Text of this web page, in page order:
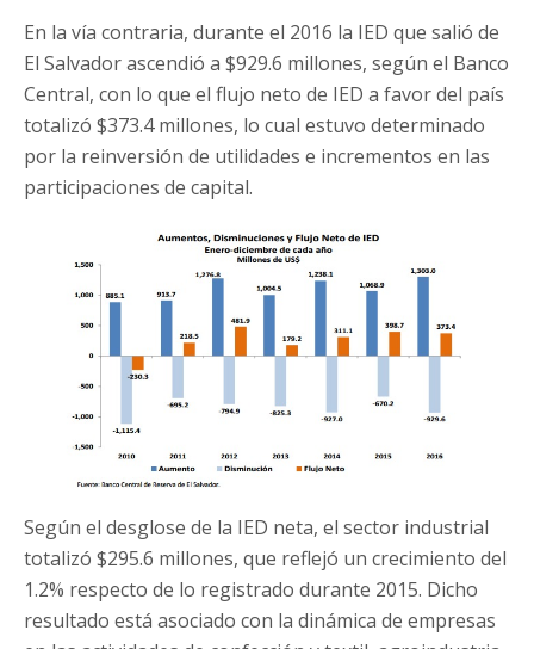
En la vía contraria, durante el 2016 la IED que salió de
El Salvador ascendió a $929.6 millones, según el Banco
Central, con lo que el flujo neto de IED a favor del país
totalizó $373.4 millones, lo cual estuvo determinado
por la reinversión de utilidades e incrementos en las
participaciones de capital.
Según el desglose de la IED neta, el sector industrial
totalizó $295.6 millones, que reflejó un crecimiento del
1.2% respecto de lo registrado durante 2015. Dicho
resultado está asociado con la dinámica de empresas